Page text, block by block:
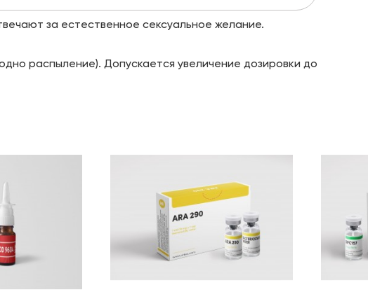
за естественное сексуальное желание.
распыление). Допускается увеличение дозировки до